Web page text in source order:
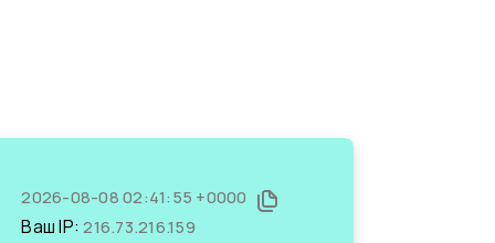
2026-08-08 02:41:55 +0000
Ваш IP:216.73.216.159